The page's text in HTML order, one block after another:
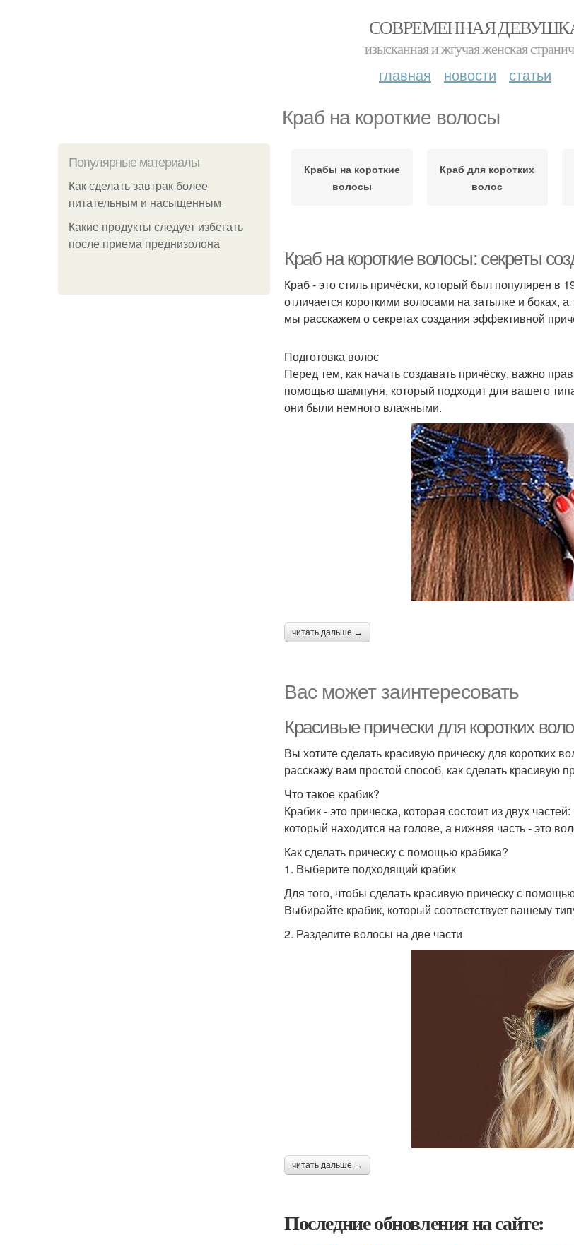
СОВРЕМЕННАЯ
изысканная и жгучая женская
главная новости статьи
Краб на короткие волосы
Популярные материалы
Как сделать завтрак более
питательным и насыщенным
Какие продукты следует избегать
после приема преднизолона
Крабы на короткие
волосы
Краб для коротких
волос
Краб на короткие волосы: секреты
Краб - это стиль причёски, который был популярен в
отличается короткими волосами на затылке и
мы расскажем о секретах создания эффективной
Подготовка волос
Перед тем, как начать создавать причёску, важно
помощью шампуня, который подходит для вашего
они были немного влажными.
читать дальше →
Вас может заинтересовать
Красивые прически для коротких
Вы хотите сделать красивую прическу для коротких
расскажу вам простой способ, как сделать красивую
Что такое крабик?
Крабик - это прическа, которая состоит из двух
который находится на голове, а нижняя часть - это
Как сделать прическу с помощью крабика?
1. Выберите подходящий крабик
Для того, чтобы сделать красивую прическу с
Выбирайте крабик, который соответствует вашему
2. Разделите волосы на две части
читать дальше →
Последние обновления на сайте: